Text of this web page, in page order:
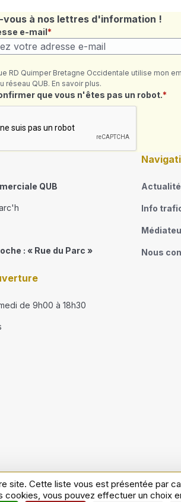
vous à nos lettres d'information !
e-mail
RD Quimper Bretagne Occidentale utilise mon
réseau QUB. En savoir plus.
que vous n'êtes pas un robot.
QUB
: « Rue du Parc »
de 9h00 à 18h30
Actualité
Info
Nous
Conditions générales d'utilisation
site. Cette liste vous est présentée par
vous pouvez effectuer un choix